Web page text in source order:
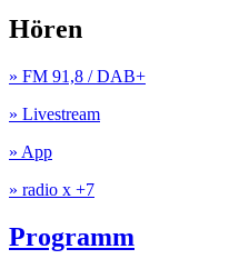
Hören
» FM 91,8 / DAB+
» Livestream
» App
» radio x +7
Programm